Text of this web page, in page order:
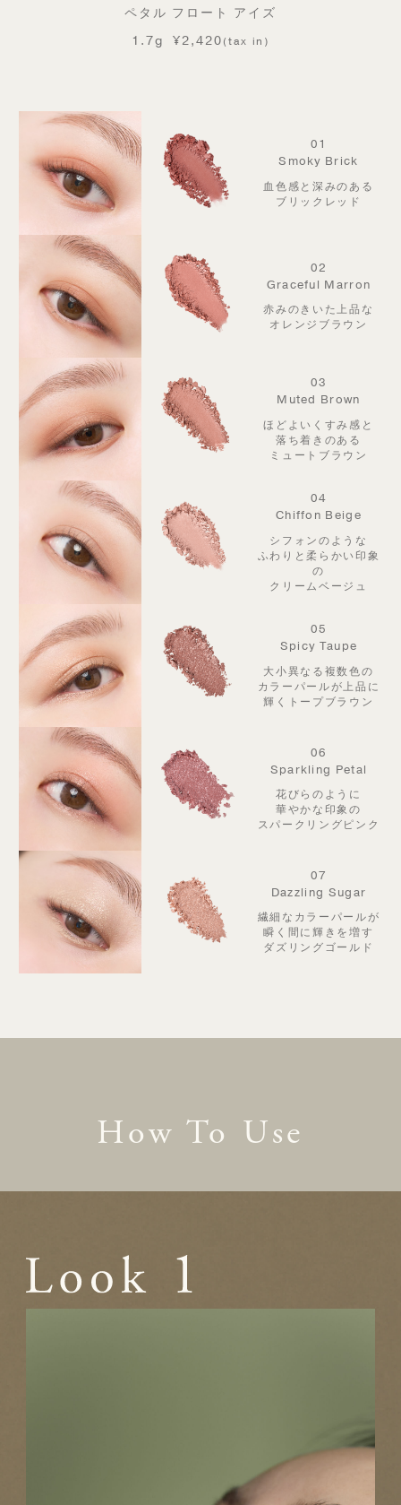
ペタル フロート アイズ
1.7g
¥2,420(tax in)
01
Smoky Brick
血色感と深みのある
ブリックレッド
02
Graceful Marron
赤みのきいた上品な
オレンジブラウン
03
Muted Brown
ほどよいくすみ感と
落ち着きのある
ミュートブラウン
04
Chiffon Beige
シフォンのような
ふわりと柔らかい印象
の
クリームベージュ
05
Spicy Taupe
大小異なる複数色の
カラーパールが上品に
輝くトープブラウン
06
Sparkling Petal
花びらのように
華やかな印象の
スパークリングピンク
07
Dazzling Sugar
繊細なカラーパールが
瞬く間に輝きを増す
ダズリングゴールド
How To Use